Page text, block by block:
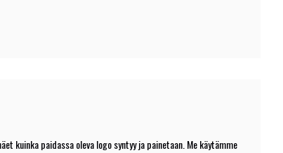
kuinka paidassa oleva logo syntyy ja painetaan. Me käytämme